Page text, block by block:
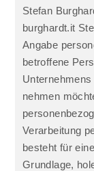
Stefan
burghardt.it
Angabe
betroffene
nehmen
Verarbeitung
besteht für
Grundlage,